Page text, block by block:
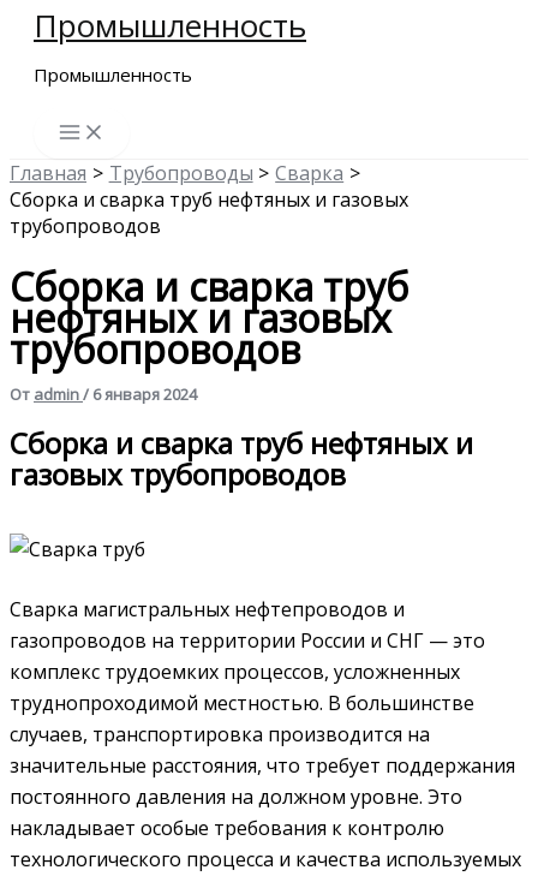
Перейти
содержимому
Промышленность
Промышленность
Главная Трубопроводы
Сварка
Сборка и сварка труб нефтяных и газовых
трубопроводов
Сборка и сварка труб
нефтяных и газовых
трубопроводов
От admin/ 6 января 2024
Сборка и сварка труб нефтяных и
газовых трубопроводов
Сварка магистральных нефтепроводов и
газопроводов на территории России и СНГ — это
комплекс трудоемких процессов, усложненных
труднопроходимой местностью. В большинстве
случаев, транспортировка производится на
значительные расстояния, что требует поддержания
постоянного давления на должном уровне. Это
накладывает особые требования к контролю
технологического процесса и качества используемых